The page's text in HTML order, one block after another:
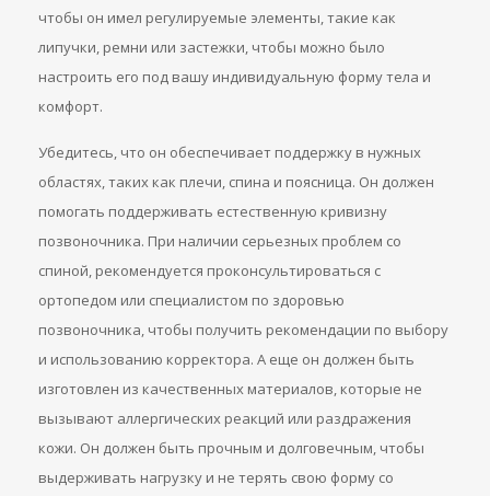
чтобы он имел регулируемые элементы, такие как
липучки, ремни или застежки, чтобы можно было
настроить его под вашу индивидуальную форму тела и
комфорт.
Убедитесь, что он обеспечивает поддержку в нужных
областях, таких как плечи, спина и поясница. Он должен
помогать поддерживать естественную кривизну
позвоночника. При наличии серьезных проблем со
спиной, рекомендуется проконсультироваться с
ортопедом или специалистом по здоровью
позвоночника, чтобы получить рекомендации по выбору
и использованию корректора. А еще он должен быть
изготовлен из качественных материалов, которые не
вызывают аллергических реакций или раздражения
кожи. Он должен быть прочным и долговечным, чтобы
выдерживать нагрузку и не терять свою форму со